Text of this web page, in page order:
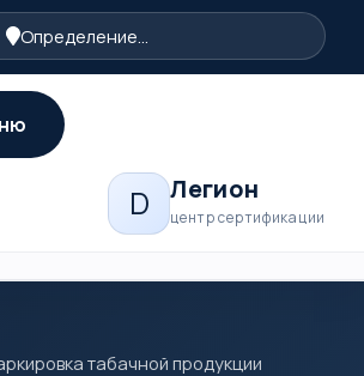
Определение...
D Легион
центр сертификации
табачной продукции